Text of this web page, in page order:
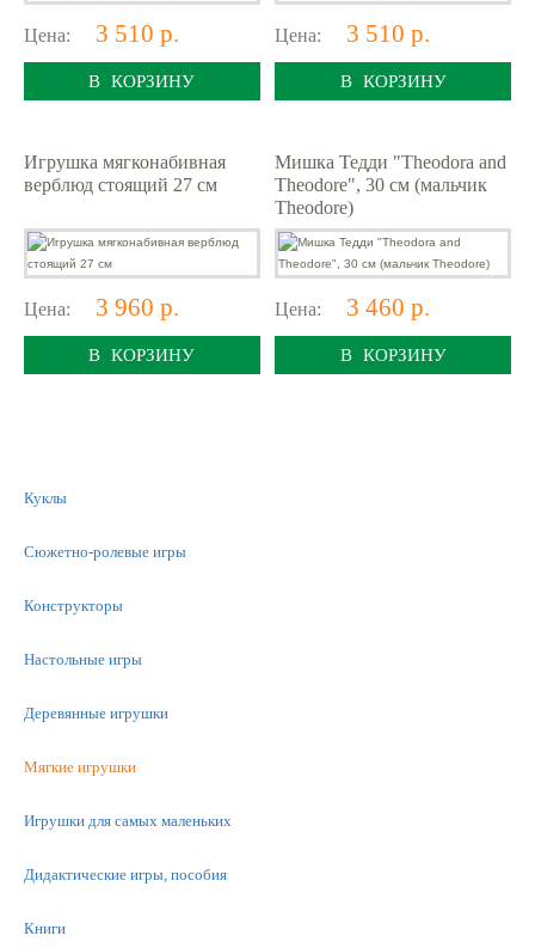
Цена: 3 510 р.
В КОРЗИНУ
Цена: 3 510 р.
В КОРЗИНУ
Игрушка мягконабивная
верблюд стоящий 27 см
Цена: 3 960 р.
В КОРЗИНУ
Мишка Тедди "Theodora and
Theodore", 30 см (мальчик
Theodore)
Цена: 3 460 р.
В КОРЗИНУ
Куклы
Сюжетно-ролевые игры
Конструкторы
Настольные игры
Деревянные игрушки
Мягкие игрушки
Игрушки для самых маленьких
Дидактические игры, пособия
Книги